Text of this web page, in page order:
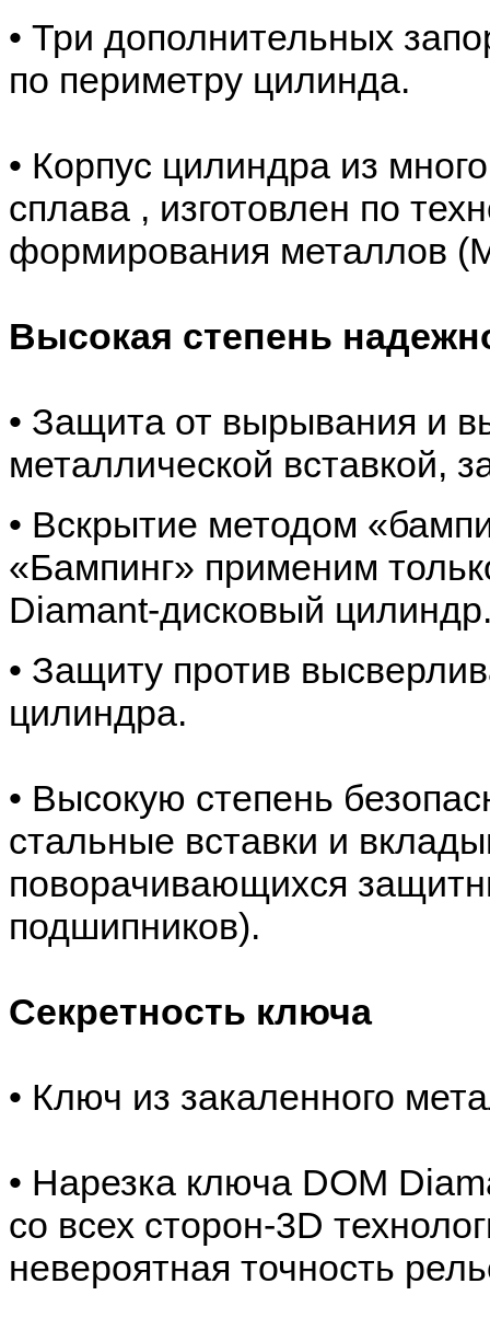
• Три дополнительных
по периметру цилинда.
• Корпус цилиндра из
сплава , изготовлен по
формирования металлов
Высокая степень
• Защита от вырывания и
металлической вставкой,
• Вскрытие методом
«Бампинг» применим
Diamant-дисковый
• Защиту против
цилиндра.
• Высокую степень
стальные вставки и
поворачивающихся
подшипников).
Секретность ключа
• Ключ из закаленного
• Нарезка ключа DOM
со всех сторон-3D
невероятная точность